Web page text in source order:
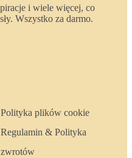
i wiele więcej, co
Wszystko za darmo.
Polityka plików cookie
Regulamin & Polityka
zwrotów